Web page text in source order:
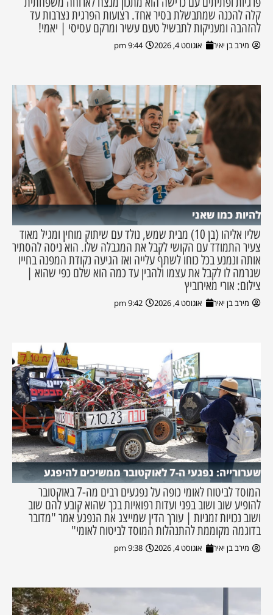
קלה להכנה שמתבשלת בסיר אחד. רצועות הפרגית נצרבות עד
להזהבה ומעניקות לתבשיל טעם עשיר ומרקם עסיסי | יאמי!
מירב בן יאיר אוגוסט 4, 2026 9:44 pm
להיות כמו שאני
שליו אליהו (בן 10) מבית שמש, נולד עם שיתוק מוחין ומגיל מאוד
צעיר התמודד עם הקושי לקבל את המגבלה שלו. הוא ניסה להסתיר
אותה ונמנע בכל כוחו לשתף עלייה ואז הגיעה נקודת המפנה בחייו
שגרמה לו לקבל את עצמו ולהבין עד כמה הוא שלם כפי שהוא |
צילום: אורי מאירוביץ
מירב בן יאיר אוגוסט 4, 2026 9:42 pm
שערורייה: נפגעי ה-7 לאוקטובר ממשיכים להיפגע
המוסד לביטוח לאומי כופה על נפגעים רבים מה-7 באוקטובר
להופיע שוב ושוב בפני ועדות רפואיות בכך שהוא קובע להם שוב
ושוב נכויות זמניות | עורך הדין שמייצג את הנפגע אמר "מדובר
בדוגמה מקוממת להתנהלות המוסד לביטוח לאומי"
מירב בן יאיר אוגוסט 4, 2026 9:38 pm